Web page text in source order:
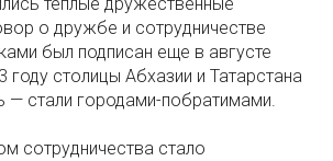
о дружбе и сотрудничестве
был подписан еще в августе
году столицы Абхазии и Татарстана
— стали городами-побратимами.
сотрудничества стало